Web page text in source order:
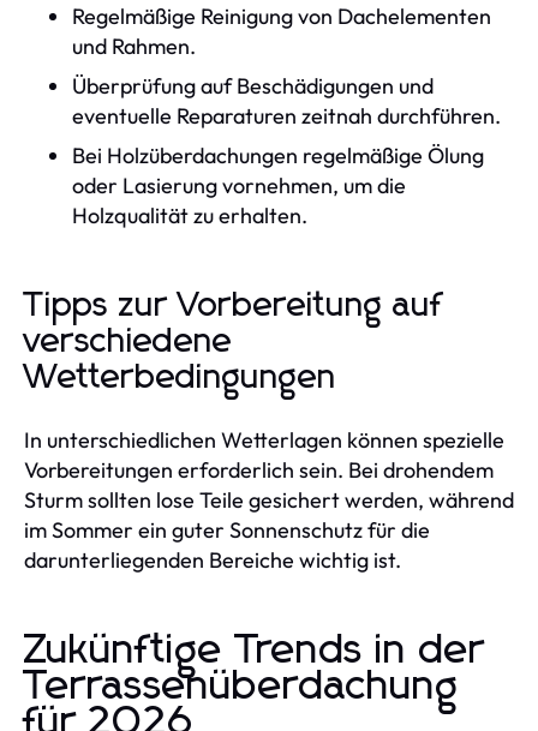
Regelmäßige Reinigung von Dachelementen
und Rahmen.
Überprüfung auf Beschädigungen und
eventuelle Reparaturen zeitnah durchführen.
Bei Holzüberdachungen regelmäßige Ölung
oder Lasierung vornehmen, um die
Holzqualität zu erhalten.
Tipps zur Vorbereitung auf
verschiedene
Wetterbedingungen
In unterschiedlichen Wetterlagen können spezielle
Vorbereitungen erforderlich sein. Bei drohendem
Sturm sollten lose Teile gesichert werden, während
im Sommer ein guter Sonnenschutz für die
darunterliegenden Bereiche wichtig ist.
Zukünftige Trends in der
Terrassenüberdachung
für 2026